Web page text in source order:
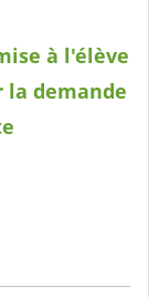
à l'élève
demande